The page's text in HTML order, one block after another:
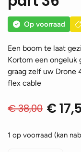
Op voorraad
Een boom te laat
Kortom een ongeluk
graag zelf uw Drone
flex cable
€38,00
Oorspronkelijke
was:
€
Huidige
is:1 op voorraad (kan